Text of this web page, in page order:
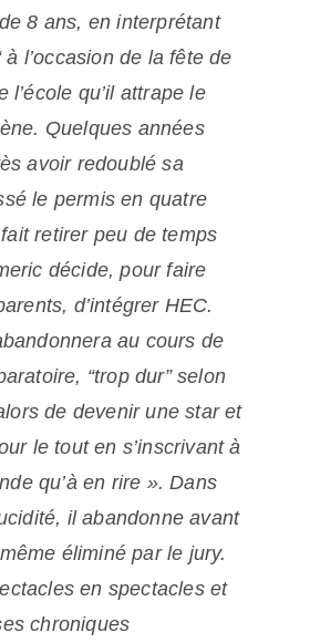
de 8 ans, en interprétant
à l’occasion de la fête de
l’école qu’il attrape le
Quelques années
avoir redoublé sa
le permis en quatre
retirer peu de temps
décide, pour faire
d’intégrer HEC.
au cours de
“trop dur” selon
de devenir une star et
le tout en s’inscrivant à
qu’à en rire ». Dans
il abandonne avant
éliminé par le jury.
en spectacles et
chroniques